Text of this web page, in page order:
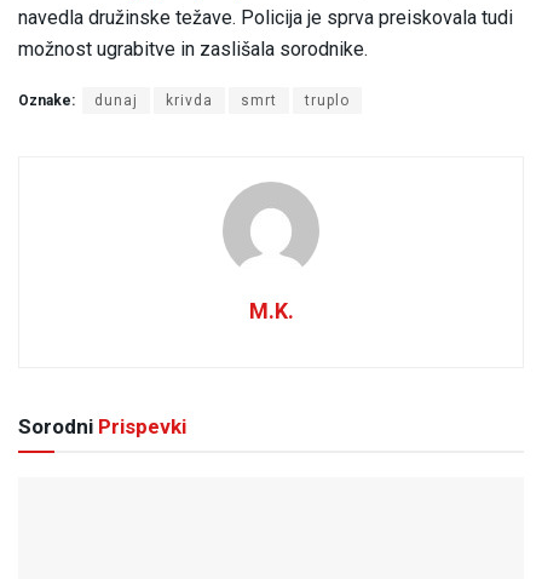
navedla družinske težave. Policija je sprva preiskovala tudi
možnost ugrabitve in zaslišala sorodnike.
Oznake: dunaj krivda smrt truplo
M.K.
Sorodni Prispevki